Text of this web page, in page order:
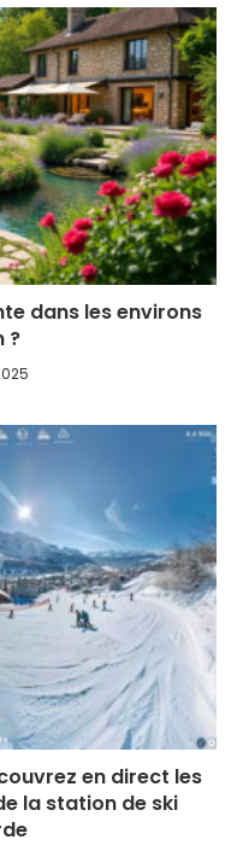
dans les environs
?
en direct les
la station de ski